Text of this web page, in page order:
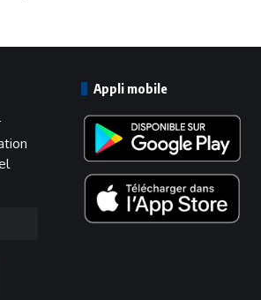
Appli mobile